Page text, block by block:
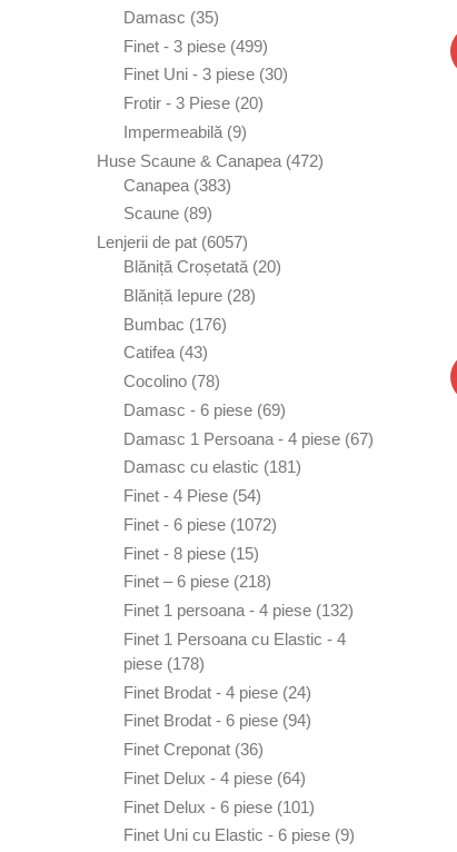
de
produse
Damasc 3535
de
produse
Finet - 3 piese 499499
de
Finet Uni - 3 piese 3030
Frotir - 3 Piese 2020
produse
Impermeabilă 99
produse
Huse Scaune & Canapea 472472
Canapea 383383
produse
Scaune 8989
de
produse
Lenjerii de pat 60576057
de
produse
Blăniță Croșetată 2020
Blăniță Iepure 2828
Bumbac 176176
Catifea 4343
de
produse
Cocolino 7878
de
Damasc - 6 piese 6969
de
produse
Damasc 1 Persoana - 4 piese 6767
Damasc cu elastic 181181
Finet - 4 Piese 5454
de
produse
Finet - 6 piese 10721072
Finet - 8 piese 1515
produse
Finet – 6 piese 218218
produse
Finet 1 persoana - 4 piese 132132
Finet 1 Persoana cu Elastic - 4
piese 178178
de
produse
Finet Brodat - 4 piese 2424
de
Finet Brodat - 6 piese 9494
Finet Creponat 3636
de
produse
Finet Delux - 4 piese 6464
de
produse
Finet Delux - 6 piese 101101
de
Finet Uni cu Elastic - 6 piese 99